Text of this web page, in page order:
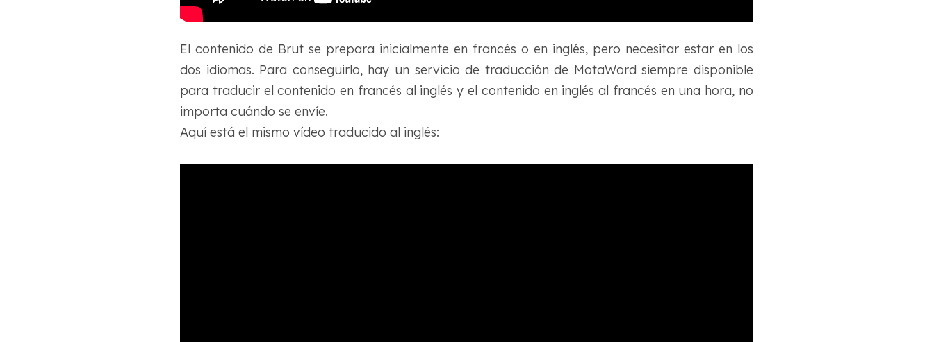
El contenido de Brut se prepara inicialmente en francés o en inglés, pero necesitar estar en los
dos idiomas. Para conseguirlo, hay un servicio de traducción de MotaWord siempre disponible
para traducir el contenido en francés al inglés y el contenido en inglés al francés en una hora, no
importa cuándo se envíe.
Aquí está el mismo vídeo traducido al inglés: